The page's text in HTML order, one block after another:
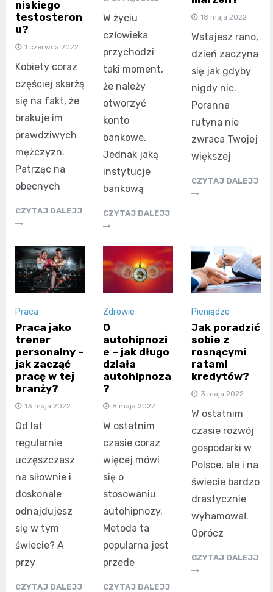
niskiego
testosteron
u?
1 czerwca 2022
Kobiety coraz
częściej skarżą
się na fakt, że
brakuje im
prawdziwych
mężczyzn.
Patrząc na
obecnych
CZYTAJ DALEJJ
W życiu
człowieka
przychodzi
taki moment,
że należy
otworzyć
konto
bankowe.
Jednak jaką
instytucje
bankową
CZYTAJ DALEJJ
18 maja 2022
Wstajesz rano,
dzień zaczyna
się jak gdyby
nigdy nic.
Poranna
rutyna nie
zwraca Twojej
większej
CZYTAJ DALEJJ
Praca
Praca jako
trener
personalny –
jak zacząć
pracę w tej
branży?
13 maja 2022
Od lat
regularnie
uczęszczasz
na siłownie i
doskonale
odnajdujesz
się w tym
świecie? A
przy
CZYTAJ DALEJJ
Zdrowie
O
autohipnozi
e – jak długo
działa
autohipnoza
?
8 maja 2022
W ostatnim
czasie coraz
więcej mówi
się o
stosowaniu
autohipnozy.
Metoda ta
popularna jest
przede
CZYTAJ DALEJJ
Pieniądze
Jak poradzić
sobie z
rosnącymi
ratami
kredytów?
3 maja 2022
W ostatnim
czasie rozwój
gospodarki w
Polsce, ale i na
świecie bardzo
drastycznie
wyhamował.
Oprócz
CZYTAJ DALEJJ